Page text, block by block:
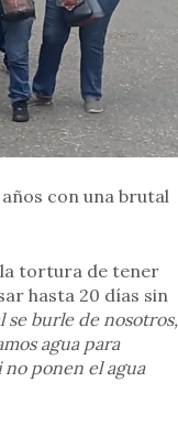
con una brutal
la tortura de tener
hasta 20 días sin
se burle de nosotros,
agua para
ponen el agua